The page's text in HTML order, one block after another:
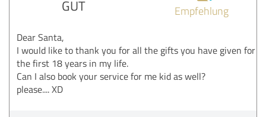
GUT Empfehlung
Dear Santa,
I would like to thank you for all the gifts you have given for
the first 18 years in my life.
Can I also book your service for me kid as well?
please.... XD